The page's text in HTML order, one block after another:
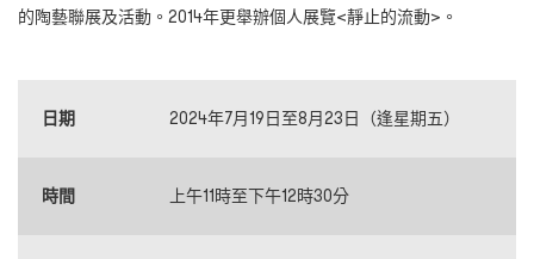
的陶藝聯展及活動。2014年更舉辦個人展覽<靜止的流動> 。
日期 2024年7月19日至8月23日（逢星期五）
時間 上午11時至下午12時30分